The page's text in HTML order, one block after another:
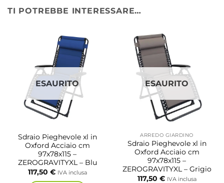
TI POTREBBE INTERESSARE…
ESAURITO
Sdraio Pieghevole xl in
Oxford Acciaio cm
97x78x115 –
ZEROGRAVITYXL – Blu
117,50 € IVA inclusa
ESAURITO
ARREDO GIARDINO
Sdraio Pieghevole xl in
Oxford Acciaio cm
97x78x115 –
ZEROGRAVITYXL – Grigio
117,50 € IVA inclusa